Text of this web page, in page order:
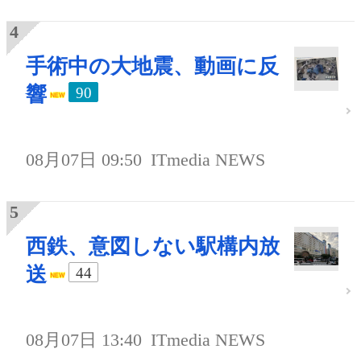
手術中の大地震、動画に反
響
90
08月07日 09:50 ITmedia NEWS
西鉄、意図しない駅構内放
送
44
08月07日 13:40 ITmedia NEWS